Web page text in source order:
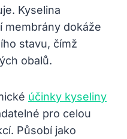
Kyselina
membrány dokáže
stavu, čímž
obalů.
účinky kyseliny
pro celou
Působí jako